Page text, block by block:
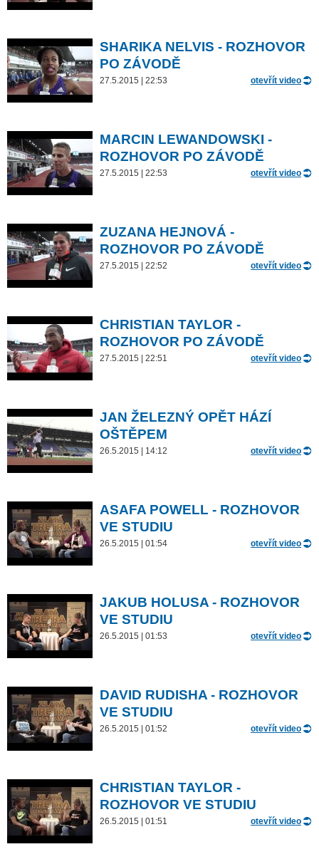
SHARIKA NELVIS - ROZHOVOR
PO ZÁVODĚ
27.5.2015 | 22:53 otevřít video
MARCIN LEWANDOWSKI -
ROZHOVOR PO ZÁVODĚ
27.5.2015 | 22:53 otevřít video
ZUZANA HEJNOVÁ -
ROZHOVOR PO ZÁVODĚ
27.5.2015 | 22:52 otevřít video
CHRISTIAN TAYLOR -
ROZHOVOR PO ZÁVODĚ
27.5.2015 | 22:51 otevřít video
JAN ŽELEZNÝ OPĚT HÁZÍ
OŠTĚPEM
26.5.2015 | 14:12 otevřít video
ASAFA POWELL - ROZHOVOR
VE STUDIU
26.5.2015 | 01:54 otevřít video
JAKUB HOLUSA - ROZHOVOR
VE STUDIU
26.5.2015 | 01:53 otevřít video
DAVID RUDISHA - ROZHOVOR
VE STUDIU
26.5.2015 | 01:52 otevřít video
CHRISTIAN TAYLOR -
ROZHOVOR VE STUDIU
26.5.2015 | 01:51 otevřít video